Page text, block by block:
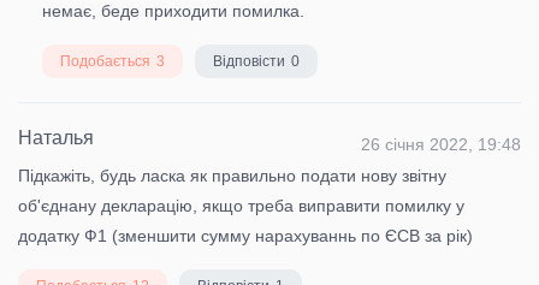
немає, беде приходити помилка.
Подобається 3 Відповісти 0
Наталья
26 січня 2022, 19:48
Підкажіть, будь ласка як правильно подати нову звітну
об'єднану декларацію, якщо треба виправити помилку у
додатку Ф1 (зменшити сумму нарахуваннь по ЄСВ за рік)